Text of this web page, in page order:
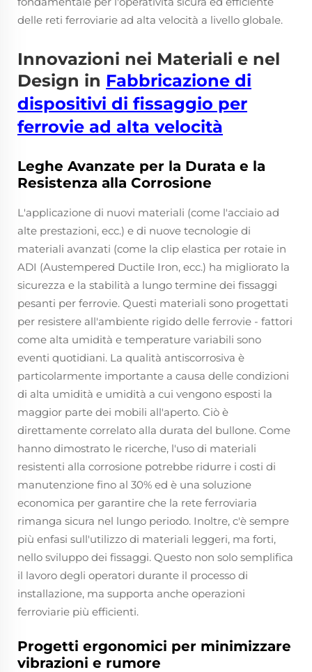
delle reti ferroviarie ad alta velocità a livello globale.
Innovazioni nei Materiali e nel
Design in Fabbricazione di
dispositivi di fissaggio per
ferrovie ad alta velocità
Leghe Avanzate per la Durata e la
Resistenza alla Corrosione
L'applicazione di nuovi materiali (come l'acciaio ad
alte prestazioni, ecc.) e di nuove tecnologie di
materiali avanzati (come la clip elastica per rotaie in
ADI (Austempered Ductile Iron, ecc.) ha migliorato la
sicurezza e la stabilità a lungo termine dei fissaggi
pesanti per ferrovie. Questi materiali sono progettati
per resistere all'ambiente rigido delle ferrovie - fattori
come alta umidità e temperature variabili sono
eventi quotidiani. La qualità antiscorrosiva è
particolarmente importante a causa delle condizioni
di alta umidità e umidità a cui vengono esposti la
maggior parte dei mobili all'aperto. Ciò è
direttamente correlato alla durata del bullone. Come
hanno dimostrato le ricerche, l'uso di materiali
resistenti alla corrosione potrebbe ridurre i costi di
manutenzione fino al 30% ed è una soluzione
economica per garantire che la rete ferroviaria
rimanga sicura nel lungo periodo. Inoltre, c'è sempre
più enfasi sull'utilizzo di materiali leggeri, ma forti,
nello sviluppo dei fissaggi. Questo non solo semplifica
il lavoro degli operatori durante il processo di
installazione, ma supporta anche operazioni
ferroviarie più efficienti.
Progetti ergonomici per minimizzare
vibrazioni e rumore